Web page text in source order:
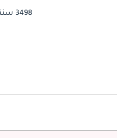
3498 سنتيمتر مكبع